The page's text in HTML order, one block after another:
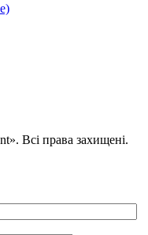
Всі права захищені.